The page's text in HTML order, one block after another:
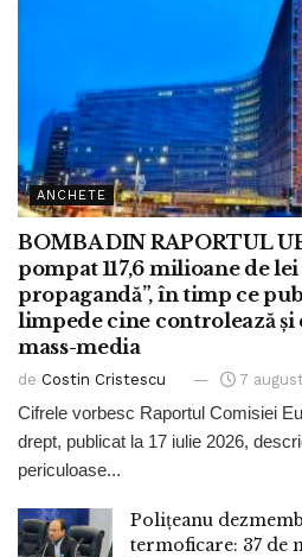
ANCHETE
BOMBA DIN RAPORTUL
pompat 117,6 milioane de lei
propagandă”, în timp ce
limpede cine controlează și
mass-media
de Costin Cristescu 7
Cifrele vorbesc Raportul Comisiei
drept, publicat la 17 iulie 2026,
periculoase...
Polițeanu
termoficare: 37 de